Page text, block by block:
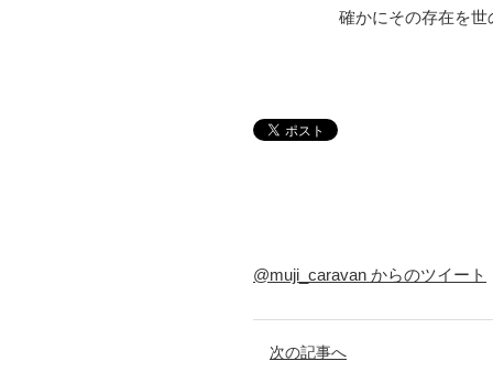
確かにその存在を
@muji_caravan からのツイート
次の記事へ